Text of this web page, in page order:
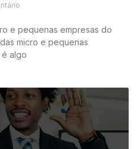
e pequenas empresas do
micro e pequenas
é algo